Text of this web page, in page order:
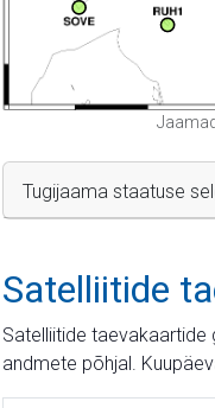
Tugijaama staatuse
Satelliitide
Satelliitide taevakaartide
andmete põhjal.